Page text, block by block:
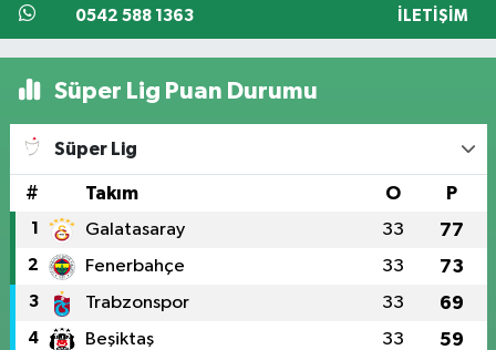
0542 588 1363 İLETIŞIM
Süper Lig Puan Durumu
Süper Lig
# Takım O P
1 Galatasaray 33 77
2 Fenerbahçe 33 73
3 Trabzonspor 33 69
4 Beşiktaş 33 59